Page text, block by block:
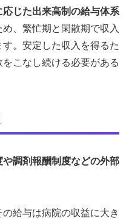
じた出来高制の給与体系
、繁忙期と閑散期で収入
。安定した収入を得るた
こなし続ける必要がある
調剤報酬制度などの外部
給与は病院の収益に大き